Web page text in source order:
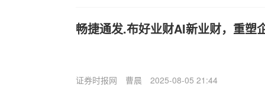
畅捷通发.布好业财AI新业财，重塑
证券时报网 曹晨 2025-08-05 21:44